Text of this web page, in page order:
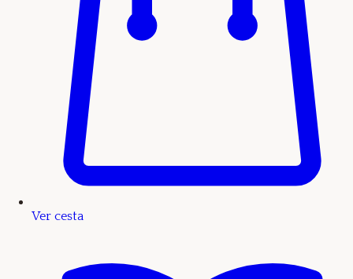
Ver cesta